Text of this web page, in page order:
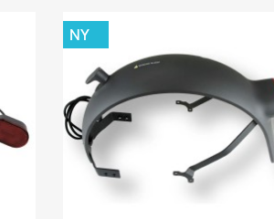
NY